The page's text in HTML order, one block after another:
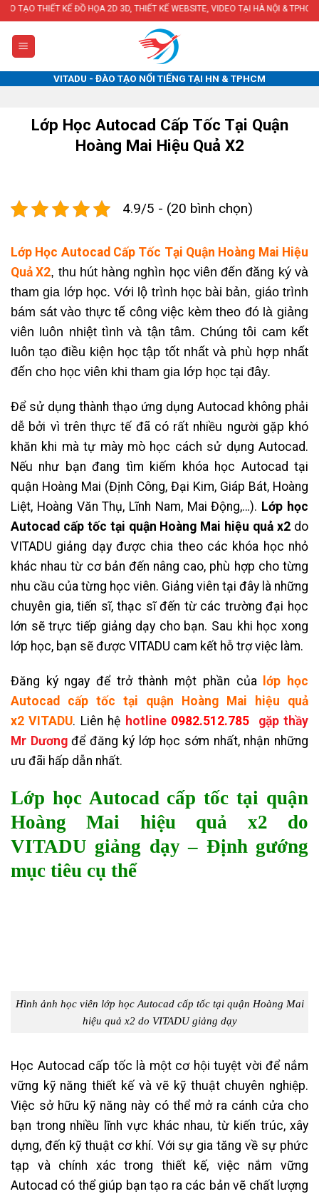
Skip
to
content
ĐỒ HỌA 2D 3D, THIẾT KẾ WEBSITE, VIDEO TẠI HÀ NỘI & TPHCM
VITADU - ĐÀO TẠO NỔI TIẾNG TẠI HN & TPHCM
Lớp Học Autocad Cấp Tốc Tại Quận
Hoàng Mai Hiệu Quả X2
4.9/5 - (20 bình chọn)
Lớp Học Autocad Cấp Tốc Tại Quận Hoàng Mai Hiệu
Quả X2, thu hút hàng nghìn học viên đến đăng ký và
tham gia lớp học. Với lộ trình học bài bản, giáo trình
bám sát vào thực tế công việc kèm theo đó là giảng
viên luôn nhiệt tình và tận tâm. Chúng tôi cam kết
luôn tạo điều kiện học tập tốt nhất và phù hợp nhất
đến cho học viên khi tham gia lớp học tại đây.
Để sử dụng thành thạo ứng dụng Autocad không phải
dễ bởi vì trên thực tế đã có rất nhiều người gặp khó
khăn khi mà tự mày mò học cách sử dụng Autocad.
Nếu như bạn đang tìm kiếm khóa học Autocad tại
quận Hoàng Mai (Định Công, Đại Kim, Giáp Bát, Hoàng
Liệt, Hoàng Văn Thụ, Lĩnh Nam, Mai Động,…). Lớp học
Autocad cấp tốc tại quận Hoàng Mai hiệu quả x2 do
VITADU giảng dạyđược chia theo các khóa học nhỏ
khác nhau từ cơ bản đến nâng cao, phù hợp cho từng
nhu cầu của từng học viên. Giảng viên tại đây là những
chuyên gia, tiến sĩ, thạc sĩ đến từ các trường đại học
lớn sẽ trực tiếp giảng dạy cho bạn. Sau khi học xong
lớp học, bạn sẽ được VITADU cam kết hỗ trợ việc làm.
Đăng ký ngay để trở thành một phần của lớp học
Autocad cấp tốc tại quận Hoàng Mai hiệu quả
x2 VITADU. Liên hệ hotline 0982.512.785
gặp thầy
Mr Dương để đăng ký lớp học sớm nhất, nhận những
ưu đãi hấp dẫn nhất.
Lớp học Autocad cấp tốc tại quận
Hoàng Mai hiệu quả x2 do
VITADU giảng dạy – Định gướng
mục tiêu cụ thể
Hình ảnh học viên lớp học Autocad cấp tốc tại quận Hoàng Mai
hiệu quả x2 do VITADU giảng dạy
Học Autocad cấp tốc là một cơ hội tuyệt vời để nắm
vững kỹ năng thiết kế và vẽ kỹ thuật chuyên nghiệp.
Việc sở hữu kỹ năng này có thể mở ra cánh cửa cho
bạn trong nhiều lĩnh vực khác nhau, từ kiến trúc, xây
dựng, đến kỹ thuật cơ khí. Với sự gia tăng về sự phức
tạp và chính xác trong thiết kế, việc nắm vững
Autocad có thể giúp bạn tạo ra các bản vẽ chất lượng